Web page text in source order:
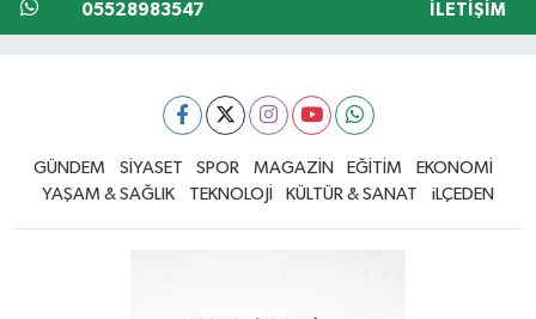
05528983547 İLETIŞIM
GÜNDEM SİYASET SPOR MAGAZİN EĞİTİM
EKONOMİ
YAŞAM & SAĞLIK
TEKNOLOJİ KÜLTÜR & SANAT iLÇEDEN